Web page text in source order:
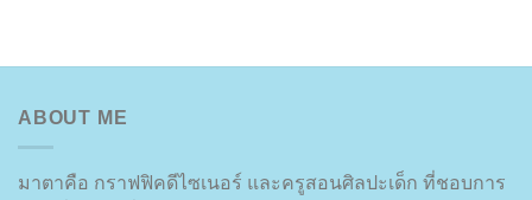
ABOUT ME
มาตาคือ กราฟฟิคดีไซเนอร์ และครูสอนศิลปะเด็ก ที่ชอบการ